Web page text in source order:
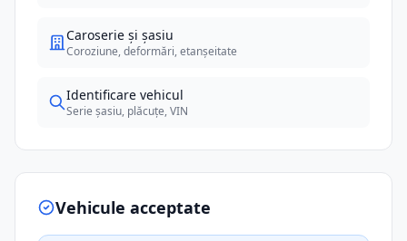
Caroserie și șasiu
Coroziune, deformări, etanșeitate
Identificare vehicul
Serie șasiu, plăcuțe, VIN
Vehicule acceptate